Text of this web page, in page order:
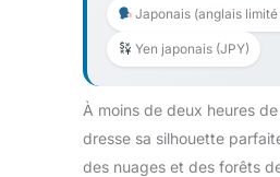
Japonais (anglais
Yen japonais (JPY)
À moins de deux heures
dresse sa silhouette
des nuages et des forêts